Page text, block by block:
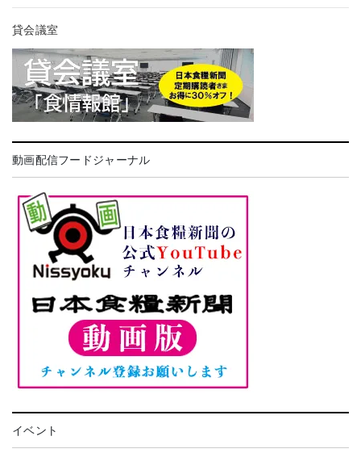
貸会議室
動画配信フードジャーナル
イベント